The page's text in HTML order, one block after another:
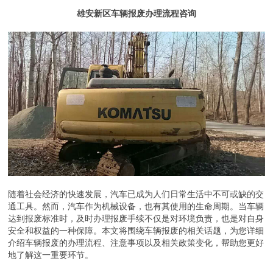
雄安新区车辆报废办理流程咨询
随着社会经济的快速发展，汽车已成为人们日常生活中不可或缺的交
通工具。然而，汽车作为机械设备，也有其使用的生命周期。当车辆
达到报废标准时，及时办理报废手续不仅是对环境负责，也是对自身
安全和权益的一种保障。本文将围绕车辆报废的相关话题，为您详细
介绍车辆报废的办理流程、注意事项以及相关政策变化，帮助您更好
地了解这一重要环节。